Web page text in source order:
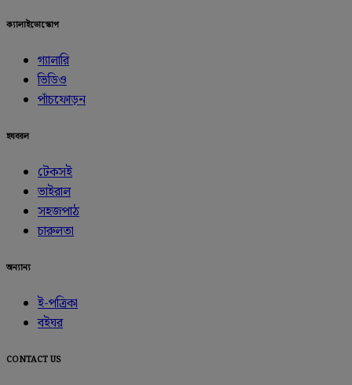
ক্যালাইডোস্কোপ
গ্যালারি
ভিডিও
পাঁচফোড়ন
হযবরল
টেকসই
ভাইরাল
সহজপাঠ
চারুলতা
অন্যান্য
ই-পত্রিকা
বইঘর
CONTACT US